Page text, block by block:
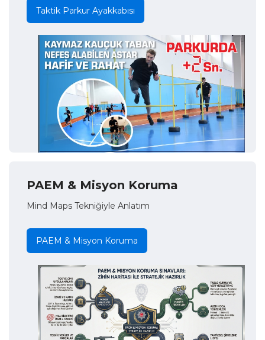
Taktik Parkur Ayakkabısı
PAEM & Misyon Koruma
Mind Maps Tekniğiyle Anlatım
PAEM & Misyon Koruma